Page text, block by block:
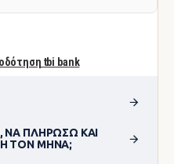
tbi bank
ΠΛΗΡΏΣΩ ΚΑΙ
ΤΟΝ ΜΉΝΑ;